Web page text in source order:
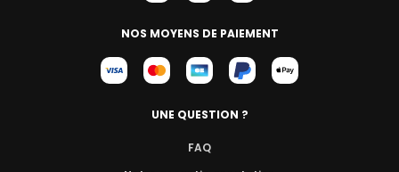
NOS MOYENS DE PAIEMENT
UNE QUESTION ?
FAQ